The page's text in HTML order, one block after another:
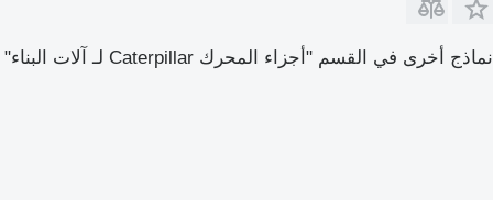
نماذج أخرى في القسم "أجزاء المحرك Caterpillar لـ آلات البناء"